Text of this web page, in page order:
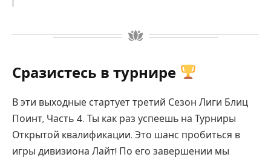
Сразистесь в турнире
В эти выходные стартует третий Сезон Лиги Блиц
Поинт, Часть 4. Ты как раз успеешь на Турниры
Открытой квалификации. Это шанс пробиться в
игры дивизиона Лайт! По его завершении мы